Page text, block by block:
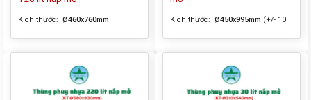
Kích thước: Ø460x760mm Kích thước: Ø450x995mm (+/- 10